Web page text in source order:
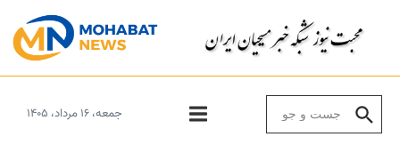
جمعه، ۱۶ مرداد، ۱۴۰۵